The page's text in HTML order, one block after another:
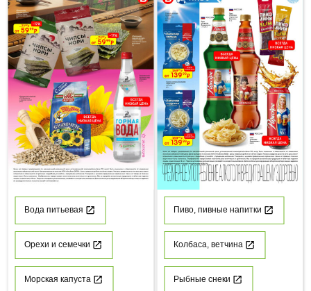
Вода питьевая
Орехи и семечки
Морская капуста
Пиво, пивные напитки
Колбаса, ветчина
Рыбные снеки